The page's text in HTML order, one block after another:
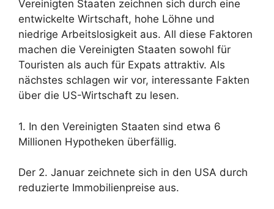
Vereinigten Staaten zeichnen sich durch eine
entwickelte Wirtschaft, hohe Löhne und
niedrige Arbeitslosigkeit aus. All diese Faktoren
machen die Vereinigten Staaten sowohl für
Touristen als auch für Expats attraktiv. Als
nächstes schlagen wir vor, interessante Fakten
über die US-Wirtschaft zu lesen.
1. In den Vereinigten Staaten sind etwa 6
Millionen Hypotheken überfällig.
Der 2. Januar zeichnete sich in den USA durch
reduzierte Immobilienpreise aus.